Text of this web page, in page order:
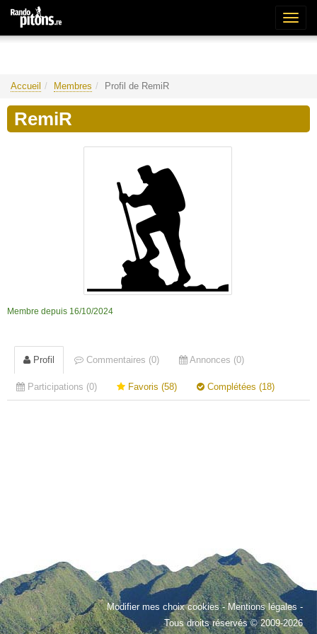
Accueil Membres Profil de RemiR
RemiR
Membre depuis 16/10/2024
Profil Commentaires (0) Annonces (0)
Participations (0) Favoris (58) Complétées (18)
Modifier mes choix cookies-Mentions légales -
Tous droits réservés © 2009-2026